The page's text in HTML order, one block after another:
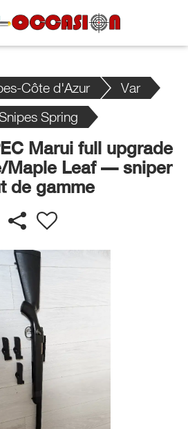
Côte d'Azur
Var
Spring
Marui full upgrade
Maple Leaf — sniper
de gamme